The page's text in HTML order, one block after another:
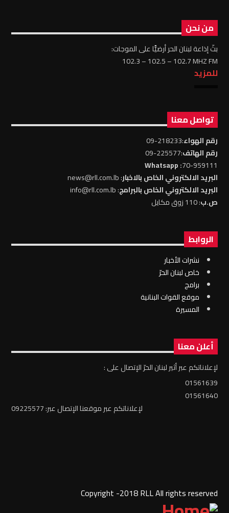
من نحن
بثّ إذاعة لبنان الحر أرضيًّا على الموجات:
102.3 – 102.5 – 102.7 MHZ FM
للمزيد
تواصل معنا
رقم الهواء:218233-09
رقم الهاتف:225577-09
70-959111
: Whatsapp
البريد الالكتروني الخاص بالاخبار: news@rll.com.lb
البريد الالكتروني الخاص بالبرامج: info@rll.com.lb
ص.ب: 110 زوق مكايل
الروابط
نشرات الأخبار
خاص لبنان الحرّ
برامج
موقع القوات البنانية
المسيرة
أعلن معنا
لإعلاناتكم عبر أثير لبنان الحرّ الإتصال على :
01561639
01561640
لإعلاناتكم عبر موقعنا الإتصال عبر: 09225577
Copyright -2018 RLL All rights reserved